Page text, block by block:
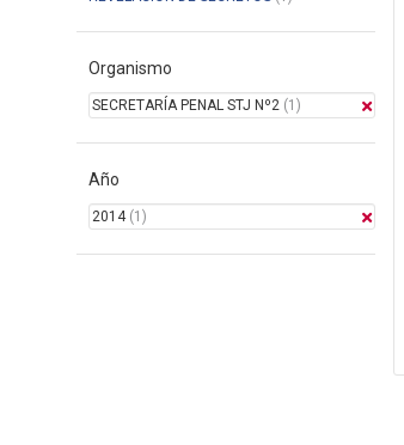
Organismo
SECRETARÍA PENAL STJ Nº2 (1)
Año
2014(1)